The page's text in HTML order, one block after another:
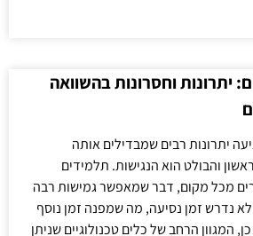
יתרונות וחסרונות בהשוואה
יתרונות רבים שמבדילים אותה
והבולט הוא הנגישות. תלמידים
מכל מקום, דבר שמאפשר גמישות רבה
נדרש זמן נסיעה, מה שמפנה זמן נוסף
המגוון הרחב של כלים טכנולוגיים שניתן